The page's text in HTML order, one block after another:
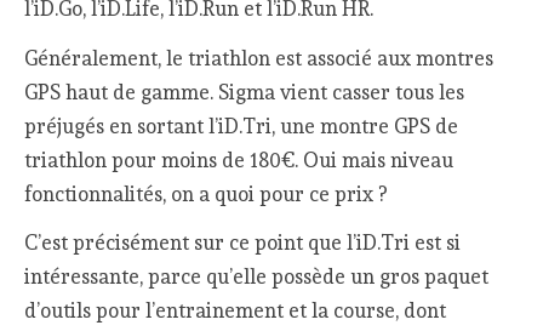
l’iD.Go, l’iD.Life, l’iD.Run et l’iD.Run HR.
Généralement, le triathlon est associé aux montres
GPS haut de gamme. Sigma vient casser tous les
préjugés en sortant l’iD.Tri, une montre GPS de
triathlon pour moins de 180€. Oui mais niveau
fonctionnalités, on a quoi pour ce prix ?
C’est précisément sur ce point que l’iD.Tri est si
intéressante, parce qu’elle possède un gros paquet
d’outils pour l’entrainement et la course, dont